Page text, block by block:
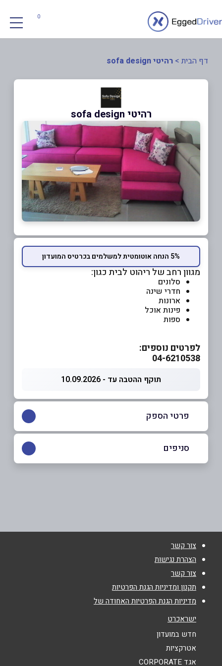
0
דף הבית > רהיטי sofa design
רהיטי sofa design
5% הנחה אוטומטית למשלמים בכרטיס המועדון
מגוון רחב של ריהוט לבית כגון:
סלונים
חדרי שינה
ארונות
פינות אוכל
ספות
לפרטים נוספים:
04-6210538
תוקף ההטבה עד - 10.09.2026
פרטי הספק
בפייסבוק
טלפון*
אימייל
אנא חזרו אלי בקשר ל...
הודעה
סניפים
צור קשר
הצהרת נגישות
צור קשר
תקנון ומדיניות הגנת הפרטיות
מדיניות הגנת הפרטיות האחודה של
ישראכרט
חדש במועדון
אטרקציות
אגד CORPORATE